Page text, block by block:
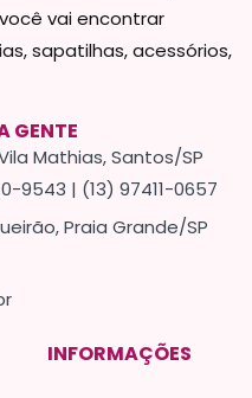
vai encontrar
sapatilhas, acessórios,
GENTE
Mathias, Santos/SP
9543 | (13) 97411-0657
Praia Grande/SP
INFORMAÇÕES